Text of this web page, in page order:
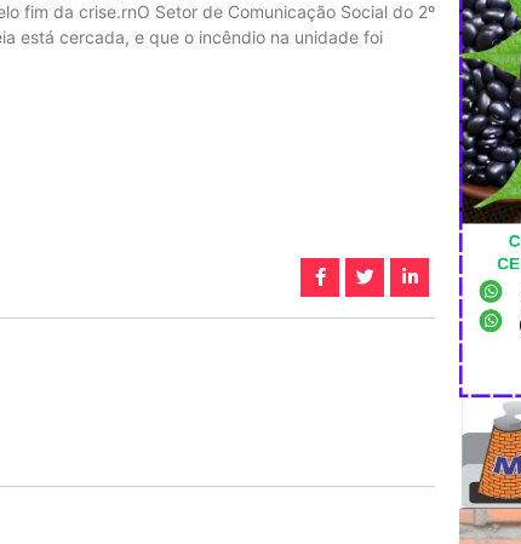
fim da crise.rnO Setor de Comunicação Social do 2º
está cercada, e que o incêndio na unidade foi